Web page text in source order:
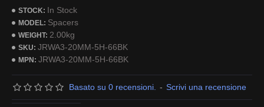
STOCK: In Stock
MODEL: Spacers
WEIGHT: 2.00kg
SKU: JRWA3-20MM-5H-66BK
MPN: JRWA3-20MM-5H-66BK
Basato su 0 recensioni. - Scrivi una recensione